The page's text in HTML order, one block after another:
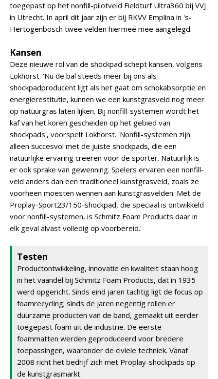
toegepast op het nonfill-pilotveld Fieldturf Ultra360 bij VVJ
in Utrecht. In april dit jaar zijn er bij RKVV Emplina in 's-
Hertogenbosch twee velden hiermee mee aangelegd.
Kansen
Deze nieuwe rol van de shockpad schept kansen, volgens
Lokhorst. 'Nu de bal steeds meer bij ons als
shockpadproducent ligt als het gaat om schokabsorptie en
energierestitutie, kunnen we een kunstgrasveld nog meer
op natuurgras laten lijken. Bij nonfill-systemen wordt het
kaf van het koren gescheiden op het gebied van
shockpads', voorspelt Lokhorst. 'Nonfill-systemen zijn
alleen succesvol met de juiste shockpads, die een
natuurlijke ervaring creëren voor de sporter. Natuurlijk is
er ook sprake van gewenning. Spelers ervaren een nonfill-
veld anders dan een traditioneel kunstgrasveld, zoals ze
voorheen moesten wennen aan kunstgrasvelden. Met de
Proplay-Sport23/150-shockpad, die speciaal is ontwikkeld
voor nonfill-systemen, is Schmitz Foam Products daar in
elk geval alvast volledig op voorbereid.'
Testen
Productontwikkeling, innovatie en kwaliteit staan hoog
in het vaandel bij Schmitz Foam Products, dat in 1935
werd opgericht. Sinds eind jaren tachtig ligt de focus op
foamrecycling; sinds de jaren negentig rollen er
duurzame producten van de band, gemaakt uit eerder
toegepast foam uit de industrie. De eerste
foammatten werden geproduceerd voor bredere
toepassingen, waaronder de civiele techniek. Vanaf
2008 richt het bedrijf zich met Proplay-shockpads op
de kunstgrasmarkt.